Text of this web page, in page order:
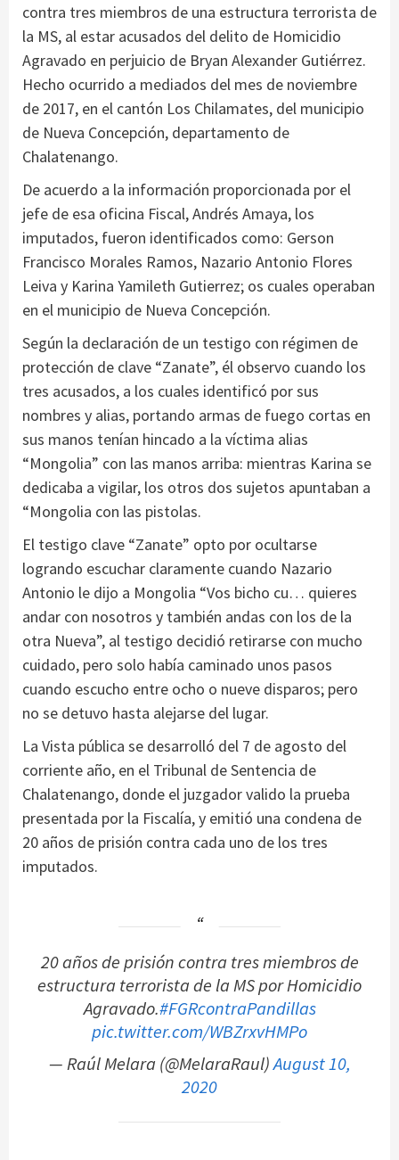
contra tres miembros de una estructura terrorista de
la MS, al estar acusados del delito de Homicidio
Agravado en perjuicio de Bryan Alexander Gutiérrez.
Hecho ocurrido a mediados del mes de noviembre
de 2017, en el cantón Los Chilamates, del municipio
de Nueva Concepción, departamento de
Chalatenango.
De acuerdo a la información proporcionada por el
jefe de esa oficina Fiscal, Andrés Amaya, los
imputados, fueron identificados como: Gerson
Francisco Morales Ramos, Nazario Antonio Flores
Leiva y Karina Yamileth Gutierrez; os cuales operaban
en el municipio de Nueva Concepción.
Según la declaración de un testigo con régimen de
protección de clave “Zanate”, él observo cuando los
tres acusados, a los cuales identificó por sus
nombres y alias, portando armas de fuego cortas en
sus manos tenían hincado a la víctima alias
“Mongolia” con las manos arriba: mientras Karina se
dedicaba a vigilar, los otros dos sujetos apuntaban a
“Mongolia con las pistolas.
El testigo clave “Zanate” opto por ocultarse
logrando escuchar claramente cuando Nazario
Antonio le dijo a Mongolia “Vos bicho cu… quieres
andar con nosotros y también andas con los de la
otra Nueva”, al testigo decidió retirarse con mucho
cuidado, pero solo había caminado unos pasos
cuando escucho entre ocho o nueve disparos; pero
no se detuvo hasta alejarse del lugar.
La Vista pública se desarrolló del 7 de agosto del
corriente año, en el Tribunal de Sentencia de
Chalatenango, donde el juzgador valido la prueba
presentada por la Fiscalía, y emitió una condena de
20 años de prisión contra cada uno de los tres
imputados.
20 años de prisión contra tres miembros de
estructura terrorista de la MS por Homicidio
Agravado.#FGRcontraPandillas
pic.twitter.com/WBZrxvHMPo
— Raúl Melara (@MelaraRaul)August 10,
2020